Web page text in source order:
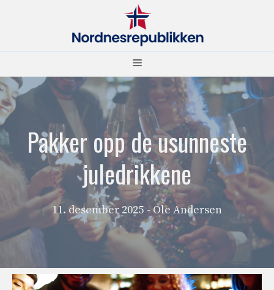
Meny
Pakker opp de usunneste
juledrikkene
11. desember 2025 - Ole Andersen